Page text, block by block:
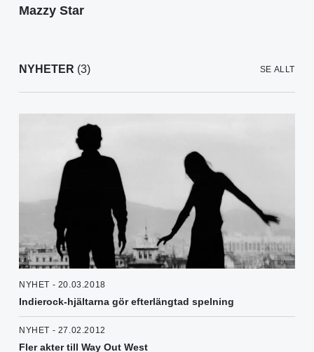
Mazzy Star
NYHETER (3) SE ALLT
NYHET - 20.03.2018
Indierock-hjältarna gör efterlängtad spelning
NYHET - 27.02.2012
Fler akter till Way Out West